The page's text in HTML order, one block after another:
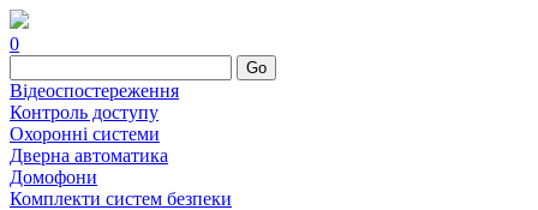
0
Go
Відеоспостереження
Контроль доступу
Охоронні системи
Дверна автоматика
Домофони
Комплекти систем безпеки